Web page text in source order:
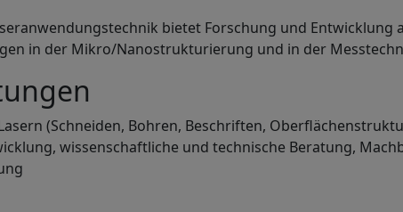
bietet Forschung und Entwicklung
in der Mikro/Nanostrukturierung und in der
(Schneiden, Bohren, Beschriften,
wissenschaftliche und technische Beratung,